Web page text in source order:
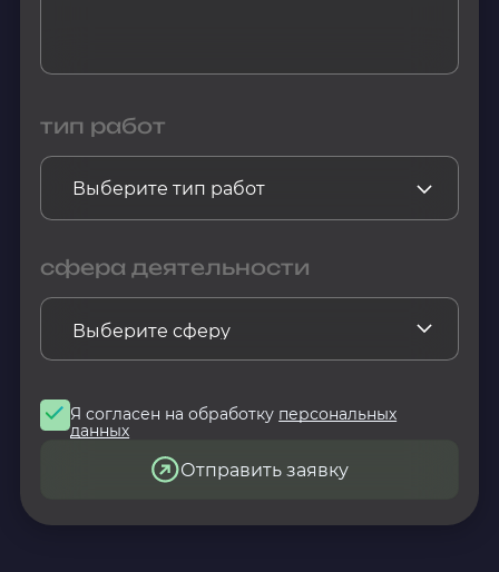
тип работ
сфера деятельности
Я согласен на обработку персональных
данных
Отправить заявку